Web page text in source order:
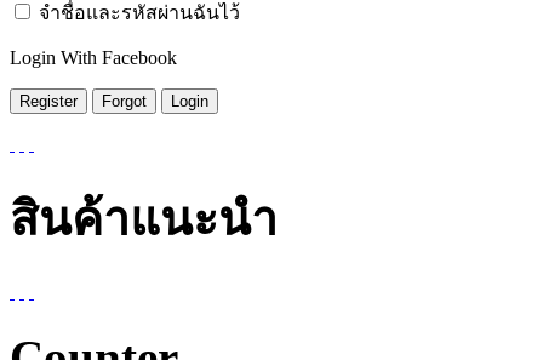
จำชื่อและรหัสผ่านฉันไว้
Login With Facebook
สินค้าแนะนำ